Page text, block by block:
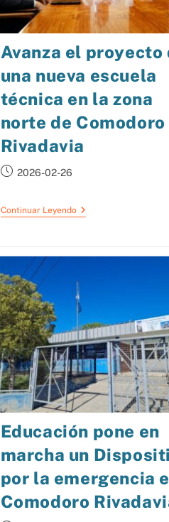
Avanza el proyecto
una nueva escuela
técnica en la zona
norte de Comodoro
Rivadavia
2026-02-26
Continuar Leyendo
Educación pone en
marcha un
por la emergencia
Comodoro